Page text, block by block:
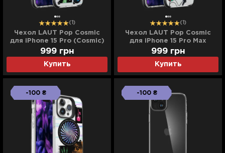
(1)
Чехол LAUT Pop Cosmic
для iPhone 15 Pro (Cosmic)
Купить
999 грн
(1)
Чехол LAUT Pop Cosmic
для iPhone 15 Pro Max
(Retro Мusic)
Купить
999 грн
-100 ₴ -100 ₴